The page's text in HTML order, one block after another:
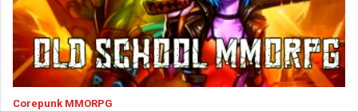
Corepunk MMORPG